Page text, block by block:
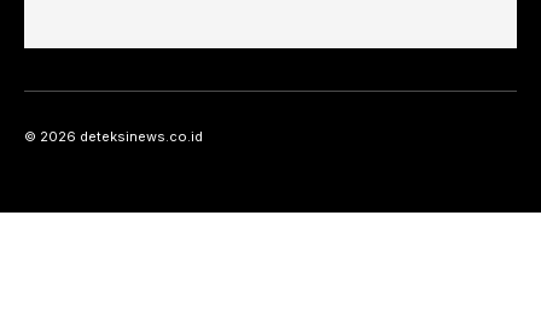
© 2026 deteksinews.co.id